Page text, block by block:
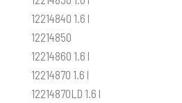
12214840 1.6 l
12214850
12214860 1.6 l
12214870 1.6 l
12214870LD 1.6 l